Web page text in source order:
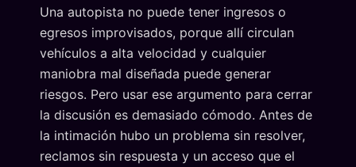
Una autopista no puede tener ingresos o
egresos improvisados, porque allí circulan
vehículos a alta velocidad y cualquier
maniobra mal diseñada puede generar
riesgos. Pero usar ese argumento para cerrar
la discusión es demasiado cómodo. Antes de
la intimación hubo un problema sin resolver,
reclamos sin respuesta y un acceso que el